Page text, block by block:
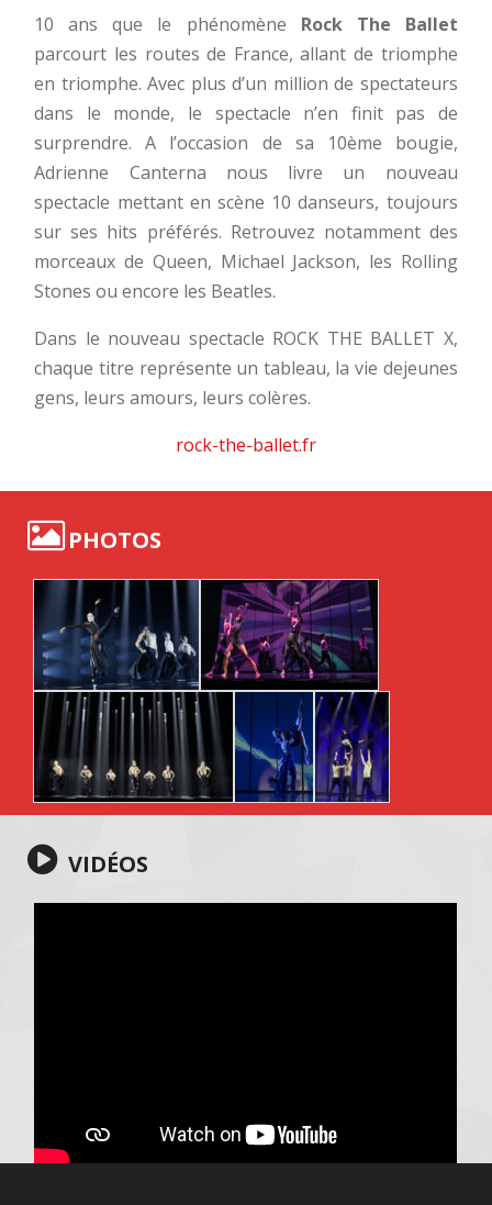
10 ans que le phénomène Rock The Ballet
parcourt les routes de France, allant de triomphe
en triomphe. Avec plus d’un million de spectateurs
dans le monde, le spectacle n’en finit pas de
surprendre. A l’occasion de sa 10ème bougie,
Adrienne Canterna nous livre un nouveau
spectacle mettant en scène 10 danseurs, toujours
sur ses hits préférés. Retrouvez notamment des
morceaux de Queen, Michael Jackson, les Rolling
Stones ou encore les Beatles.
Dans le nouveau spectacle ROCK THE BALLET X,
chaque titre représente un tableau, la vie dejeunes
gens, leurs amours, leurs colères.
rock-the-ballet.fr
PHOTOS
VIDÉOS